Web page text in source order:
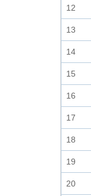
12
13
14
15
16
17
18
19
20